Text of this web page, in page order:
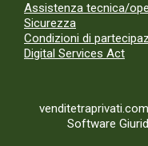
Assistenza tecnica/
Sicurezza
Condizioni di
Digital Services Act
Software